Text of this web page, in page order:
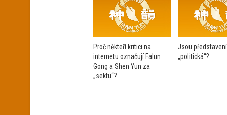
Proč někteří kritici na
internetu označují Falun
Gong a Shen Yun za
„sektu“?
Jsou
„politická“?